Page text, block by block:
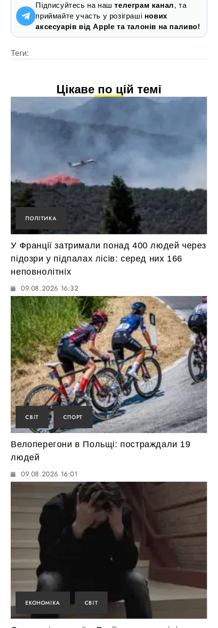
Підписуйтесь на наштелеграм канал, та
приймайте участь у розіграші нових
аксесуарів від Apple та талонів на паливо!
Теги:
Цікаве по цій темі
ПОЛІТИКА
У Франції затримали понад 400 людей через
підозри у підпалах лісів: серед них 166
неповнолітніх
09.08.2026 16:32
СВІТ СПОРТ
Велоперегони в Польщі: постраждали 19
людей
09.08.2026 16:01
ЕКОНОМІКА СВІТ